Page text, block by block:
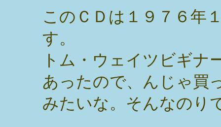
このＣＤは１９７６年
す。
トム・ウェイツビギナ
あったので、んじゃ買
みたいな。そんなのり